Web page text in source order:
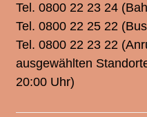
Tel. 0800 22 23 24
Tel. 0800 22 25 22
Tel. 0800 22 23 22
ausgewählten
20:00 Uhr)